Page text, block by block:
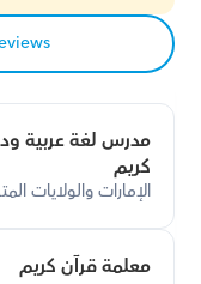
كريم
الإمارات والولايات
معلمة قرآن كريم